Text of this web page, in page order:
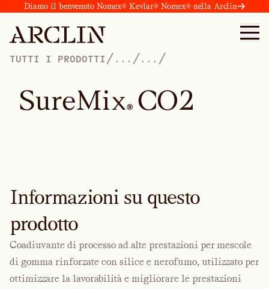
Diamo il benvenuto Nomex® Kevlar® Nomex® nella Arclin
TUTTI I PRODOTTI / ... /... /
SureMix® CO2
Informazioni su questo
prodotto
Coadiuvante di processo ad alte prestazioni per mescole
di gomma rinforzate con silice e nerofumo, utilizzato per
ottimizzare la lavorabilità e migliorare le prestazioni